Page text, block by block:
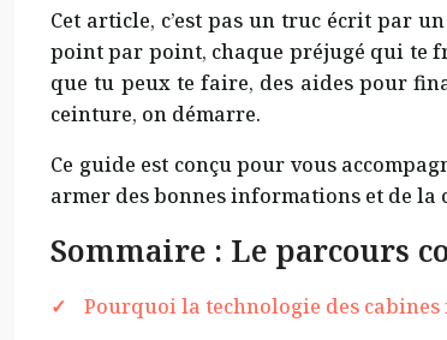
Cet article, c’est pas un truc écrit par
point par point, chaque préjugé qui te
que tu peux te faire, des aides pour
ceinture, on démarre.
Ce guide est conçu pour vous
armer des bonnes informations et de la
Sommaire : Le parcours
Pourquoi la technologie des